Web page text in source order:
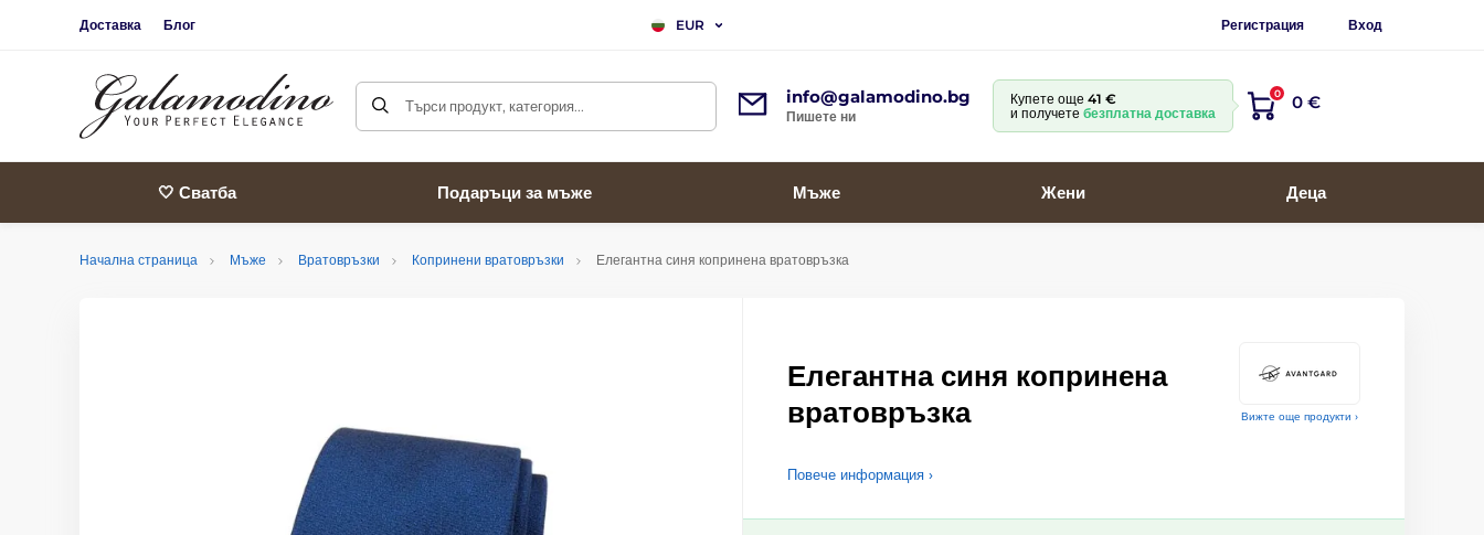
Доставка Блог EUR Регистрация Вход
Търси продукт, категория... info@galamodino.bg
Пишете ни
Купете още 41 €
и получете безплатна доставка
0 0 €
🤍 Сватба Подаръци за мъже Мъже Жени Деца
Начална страница Мъже Вратовръзки Копринени вратовръзки Елегантна синя копринена вратовръзка
Вижте още продукти ›
Елегантна синя копринена
вратовръзка
Повече информация ›